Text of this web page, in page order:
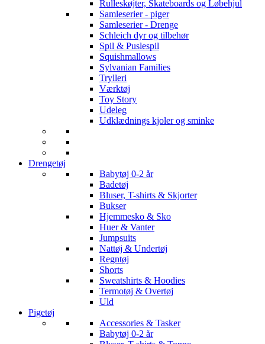
Rulleskøjter, Skateboards og Løbehjul
Samleserier - piger
Samleserier - Drenge
Schleich dyr og tilbehør
Spil & Puslespil
Squishmallows
Sylvanian Families
Trylleri
Værktøj
Toy Story
Udeleg
Udklædnings kjoler og sminke
Drengetøj
Babytøj 0-2 år
Badetøj
Bluser, T-shirts & Skjorter
Bukser
Hjemmesko & Sko
Huer & Vanter
Jumpsuits
Nattøj & Undertøj
Regntøj
Shorts
Sweatshirts & Hoodies
Termotøj & Overtøj
Uld
Pigetøj
Accessories & Tasker
Babytøj 0-2 år